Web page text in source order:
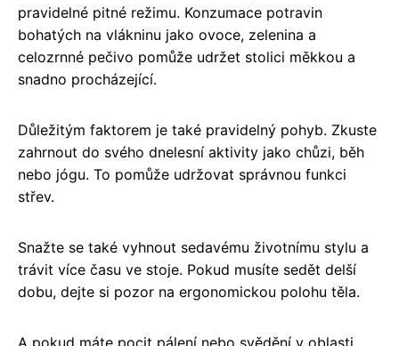
pravidelné pitné režimu. Konzumace potravin
bohatých na vlákninu jako ovoce, zelenina a
celozrnné pečivo pomůže udržet stolici měkkou a
snadno procházející.
Důležitým faktorem je také pravidelný pohyb. Zkuste
zahrnout do svého dnelesní aktivity jako chůzi, běh
nebo jógu. To pomůže udržovat správnou funkci
střev.
Snažte se také vyhnout sedavému životnímu stylu a
trávit více času ve stoje. Pokud musíte sedět delší
dobu, dejte si pozor na ergonomickou polohu těla.
A pokud máte pocit pálení nebo svědění v oblasti